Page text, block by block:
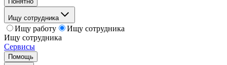
Ищу сотрудника
Ищу работу
Ищу сотрудника
Ищу сотрудника
Сервисы
Помощь